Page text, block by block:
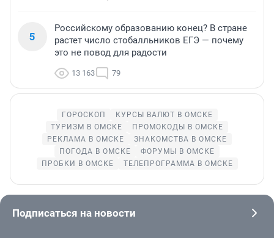
5
Российскому образованию конец? В стране
растет число стобалльников ЕГЭ — почему
это не повод для радости
13 163 79
ГОРОСКОП
КУРСЫ ВАЛЮТ В ОМСКЕ
ТУРИЗМ В ОМСКЕ
ПРОМОКОДЫ В ОМСКЕ
РЕКЛАМА В ОМСКЕ
ЗНАКОМСТВА В ОМСКЕ
ПОГОДА В ОМСКЕ
ФОРУМЫ В ОМСКЕ
ПРОБКИ В ОМСКЕ
ТЕЛЕПРОГРАММА В ОМСКЕ
Подписаться на новости